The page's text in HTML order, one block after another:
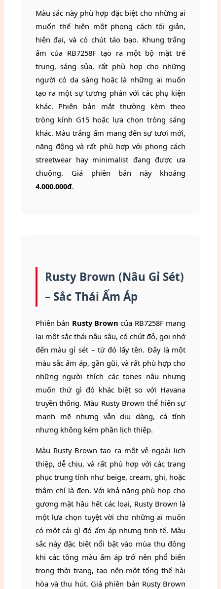
Màu sắc này phù hợp đặc biệt cho những ai
muốn thể hiện một phong cách tối giản,
hiện đại, và có chút táo bạo. Khung trắng
ấm của RB7258F tạo ra một bộ mặt trẻ
trung, sáng sủa, rất phù hợp cho những
người có da sáng hoặc là những ai muốn
tạo ra một sự tương phản với các phụ kiện
khác. Phiên bản mắt thường kèm theo
tròng kính G15 hoặc lựa chọn tròng sáng
khác. Màu trắng ấm mang đến sự tươi mới,
năng động và rất phù hợp với phong cách
streetwear hay minimalist đang được ưa
chuộng. Giá phiên bản này khoảng
4.000.000đ.
Rusty Brown (Nâu Gỉ Sét)
– Sắc Thái Ấm Áp
Phiên bản Rusty Brown của RB7258F mang
lại một sắc thái nâu sâu, có chút đỏ, gợi nhớ
đến màu gỉ sét – từ đó lấy tên. Đây là một
màu sắc ấm áp, gần gũi, và rất phù hợp cho
những người thích các tones nâu nhưng
muốn thứ gì đó khác biệt so với Havana
truyền thống. Màu Rusty Brown thể hiện sự
mạnh mẽ nhưng vẫn dịu dàng, cá tính
nhưng không kém phần lịch thiệp.
Màu Rusty Brown tạo ra một vẻ ngoài lịch
thiệp, dễ chịu, và rất phù hợp với các trang
phục trung tính như beige, cream, ghi, hoặc
thậm chí là đen. Với khả năng phù hợp cho
gương mặt hầu hết các loại, Rusty Brown là
một lựa chọn tuyệt vời cho những ai muốn
có một cái gì đó ấm áp nhưng tinh tế. Màu
sắc này đặc biệt nổi bật vào mùa thu đông
khi các tông màu ấm áp trở nên phổ biến
trong thời trang, tạo nên một tổng thể hài
hòa và thu hút. Giá phiên bản Rusty Brown